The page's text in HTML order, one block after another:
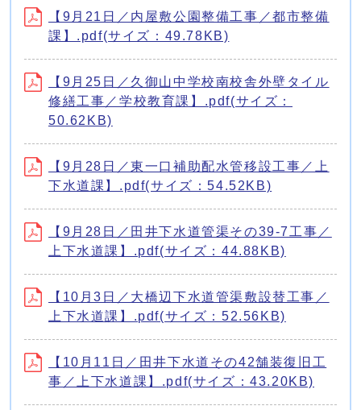
【9月21日／内屋敷公園整備工事／都市整備
課】.pdf(サイズ：49.78KB)
【9月25日／久御山中学校南校舎外壁タイル
修繕工事／学校教育課】.pdf(サイズ：
50.62KB)
【9月28日／東一口補助配水管移設工事／上
下水道課】.pdf(サイズ：54.52KB)
【9月28日／田井下水道管渠その39-7工事／
上下水道課】.pdf(サイズ：44.88KB)
【10月3日／大橋辺下水道管渠敷設替工事／
上下水道課】.pdf(サイズ：52.56KB)
【10月11日／田井下水道その42舗装復旧工
事／上下水道課】.pdf(サイズ：43.20KB)